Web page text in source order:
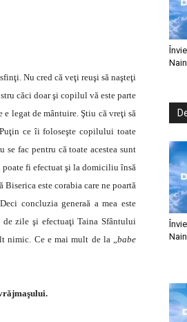
Nu cred că veţi reuşi să naşteţi
căci doar şi copilul vă este parte
e legat de mântuire. Ştiu că vreţi să
ce îi foloseşte copilului toate
se fac pentru că toate acestea sunt
fi efectuat şi la domiciliu însă
Biserica este corabia care ne poartă
concluzia generaă a mea este
de zile şi efectuaţi Taina Sfântului
nimic. Ce e mai mult de la „babe
Nain
Nain